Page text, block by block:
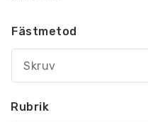
Fästmetod
Skruv
Rubrik